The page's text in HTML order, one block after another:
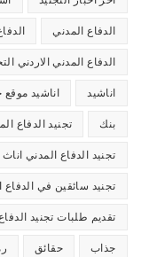
الدفاع المدني
الدفاع المدني الاردني
اناشيد اناشيد
بنك تجنيد الدفاع
تجنيد الدفاع المدني اناث
تجنيد سائقين في الدفاع
تقديم طلبات تجنيد
جذاب حقائق